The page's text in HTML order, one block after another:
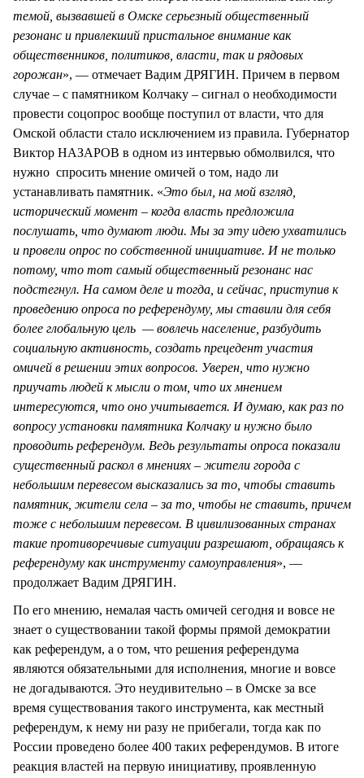
темой, вызвавшей в Омске серьезный общественный
резонанс и привлекший пристальное внимание как
общественников, политиков, власти, так и рядовых
горожан», — отмечает Вадим ДРЯГИН. Причем в первом
случае – с памятником Колчаку – сигнал о необходимости
провести соцопрос вообще поступил от власти, что для
Омской области стало исключением из правила. Губернатор
Виктор НАЗАРОВ в одном из интервью обмолвился, что
нужно спросить мнение омичей о том, надо ли
устанавливать памятник. «Это был, на мой взгляд,
исторический момент – когда власть предложила
послушать, что думают люди. Мы за эту идею ухватились
и провели опрос по собственной инициативе. И не только
потому, что тот самый общественный резонанс нас
подстегнул. На самом деле и тогда, и сейчас, приступив к
проведению опроса по референдуму, мы ставили для себя
более глобальную цель — вовлечь население, разбудить
социальную активность, создать прецедент участия
омичей в решении этих вопросов. Уверен, что нужно
приучать людей к мысли о том, что их мнением
интересуются, что оно учитывается. И думаю, как раз по
вопросу установки памятника Колчаку и нужно было
проводить референдум. Ведь результаты опроса показали
существенный раскол в мнениях – жители города с
небольшим перевесом высказались за то, чтобы ставить
памятник, жители села – за то, чтобы не ставить, причем
тоже с небольшим перевесом. В цивилизованных странах
такие противоречивые ситуации разрешают, обращаясь к
референдуму как инструменту самоуправления», —
продолжает Вадим ДРЯГИН.
По его мнению, немалая часть омичей сегодня и вовсе не
знает о существовании такой формы прямой демократии
как референдум, а о том, что решения референдума
являются обязательными для исполнения, многие и вовсе
не догадываются. Это неудивительно – в Омске за все
время существования такого инструмента, как местный
референдум, к нему ни разу не прибегали, тогда как по
России проведено более 400 таких референдумов. В итоге
реакция властей на первую инициативу, проявленную